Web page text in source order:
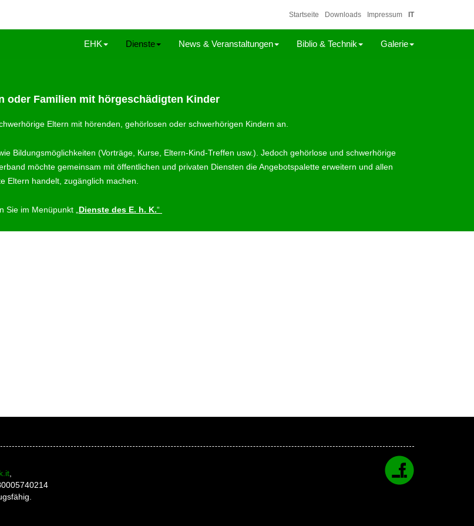
EHK Dienste News & Veranstaltungen Biblio & Technik Galerie
Startseite Downloads Impressum IT
oder Familien mit hörgeschädigten Kinder
Eltern mit hörenden, gehörlosen oder schwerhörigen Kindern an.
Bildungsmöglichkeiten (Vorträge, Kurse, Eltern-Kind-Treffen usw.). Jedoch gehörlose und schwerhörige
möchte gemeinsam mit öffentlichen und privaten Diensten die Angebotspalette erweitern und allen
Eltern handelt, zugänglich machen.
Sie im Menüpunkt Dienste des E. h. K.“